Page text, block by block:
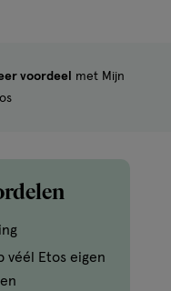
voordeel
met Mijn
véél Etos eigen